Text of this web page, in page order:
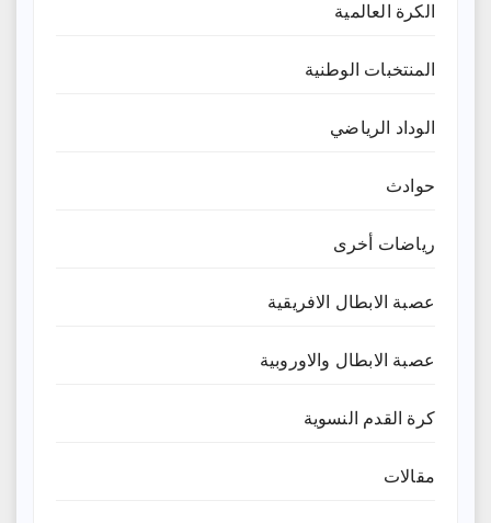
الكرة العالمية
المنتخبات الوطنية
الوداد الرياضي
حوادث
رياضات أخرى
عصبة الابطال الافريقية
عصبة الابطال والاوروبية
كرة القدم النسوية
مقالات